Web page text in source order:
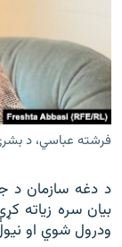
فرشته عباسي، د
د دغه سازمان د
بیان سره زیاته
ودرول شوي او